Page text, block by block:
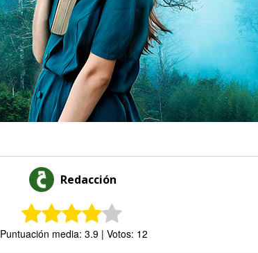
Redacción
Puntuación media: 3.9 | Votos: 12